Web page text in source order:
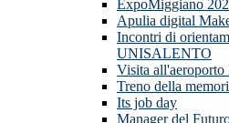
ExpoMiggiano
Apulia digital
Incontri di
UNISALENTO
Visita
Treno della
Its job day
Manager del